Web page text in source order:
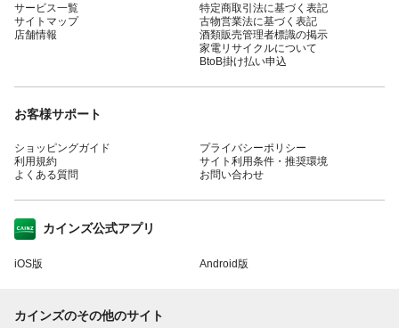
サービス一覧
サイトマップ
店舗情報
特定商取引法に基づく表記
古物営業法に基づく表記
酒類販売管理者標識の掲示
家電リサイクルについて
BtoB掛け払い申込
お客様サポート
ショッピングガイド
利用規約
よくある質問
プライバシーポリシー
サイト利用条件・推奨環境
お問い合わせ
カインズ公式アプリ
iOS版 Android版
カインズのその他のサイト